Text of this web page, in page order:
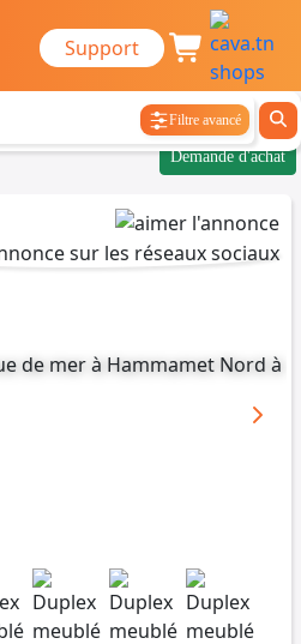
Support
Filtre avancé
Demande d'achat